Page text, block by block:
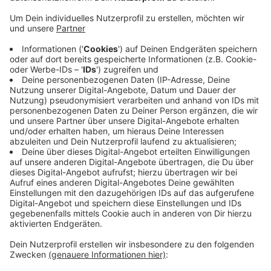
Anzeige
Zu diesem Ergebnis kam die Untersuchung der
Rechtsmediziner. Die drei Personen seien zu
unterschiedlichen Zeitpunkten wegen "innerer
Erkrankungen" gestorben, heißt es. Am Montagabend
hatten Ermittler drei Leichen in einem Einfamilienhaus
in St. Tönis gefunden. Die Polizei geht davon aus, dass
es sich um die Bewohner handelt - um eine 63-Jährige,
ihren Lebensgefährten und ihre 95-jährige Mutter. Die
Leichen sind aber noch nicht endgültig identifiziert.
Anzeige